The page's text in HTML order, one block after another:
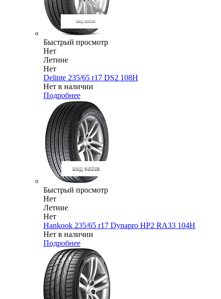
Быстрый просмотр
Нет
Летние
Нет
Delinte 235/65 r17 DS2 108H
Нет в наличии
Подробнее
Быстрый просмотр
Нет
Летние
Нет
Hankook 235/65 r17 Dynapro HP2 RA33 104H
Нет в наличии
Подробнее